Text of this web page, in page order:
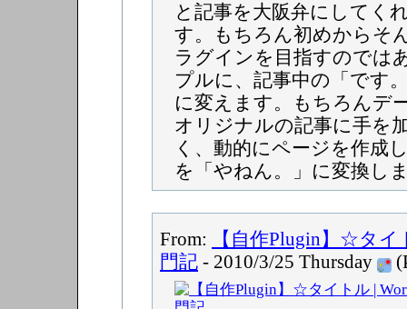
と記事を大阪弁にしてく
す。もちろん初めからそ
ラグインを目指すのでは
プルに、記事中の「です
に変えます。もちろんデ
オリジナルの記事に手を
く、動的にページを作成
を「やねん。」に変換し
From:
【自作Plugin】☆タイ
門記 - 2010/3/25 Thursday